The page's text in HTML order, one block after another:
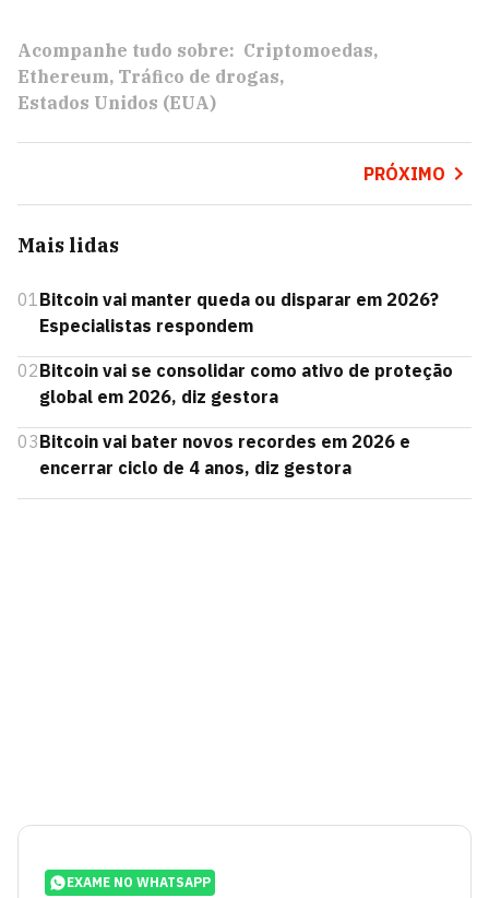
Acompanhe tudo sobre: Criptomoedas
Ethereum Tráfico de drogas
Estados Unidos (EUA)
PRÓXIMO
Mais lidas
01Bitcoin vai manter queda ou disparar em 2026?
Especialistas respondem
02Bitcoin vai se consolidar como ativo de proteção
global em 2026, diz gestora
03Bitcoin vai bater novos recordes em 2026 e
encerrar ciclo de 4 anos, diz gestora
EXAME NO WHATSAPP